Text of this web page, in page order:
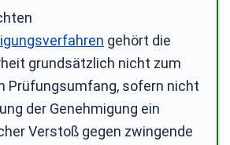
gehört die
grundsätzlich nicht zum
Prüfungsumfang, sofern nicht
der Genehmigung ein
Verstoß gegen zwingende